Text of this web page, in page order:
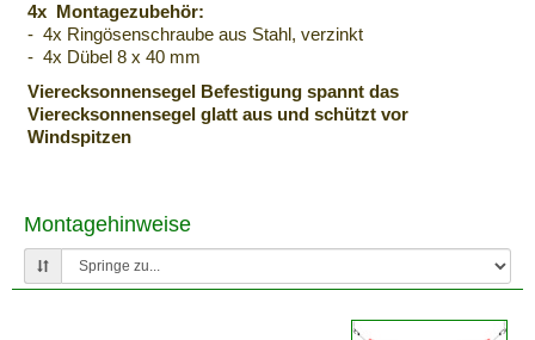
4x Montagezubehör:
- 4x Ringösenschraube aus Stahl, verzinkt
- 4x Dübel 8 x 40 mm
Vierecksonnensegel Befestigung spannt das
Vierecksonnensegel glatt aus und schützt vor
Windspitzen
Montagehinweise